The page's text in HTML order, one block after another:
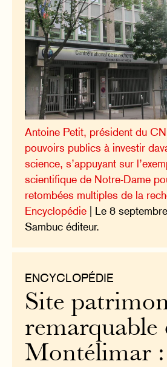
Antoine Petit, président du
pouvoirs publics à investir
science, s’appuyant sur
scientifique de Notre-Dame
retombées multiples de la
Encyclopédie | Le 8
Sambuc éditeur.
ENCYCLOPÉDIE
Site
remarquable
Montélimar